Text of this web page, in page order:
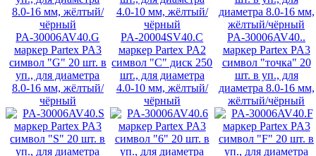
PA-30006AV40.G
маркер Partex PA3
символ "G" 20 шт. в
уп., для диаметра
8.0-16 мм, жёлтый/
чёрный
PA-20004SV40.C
маркер Partex PA2
символ "C" диск 250
шт., для диаметра
4.0-10 мм, жёлтый/
чёрный
PA-30006AV40..
маркер Partex PA3
символ "точка" 20
шт. в уп., для
диаметра 8.0-16 мм,
жёлтый/чёрный